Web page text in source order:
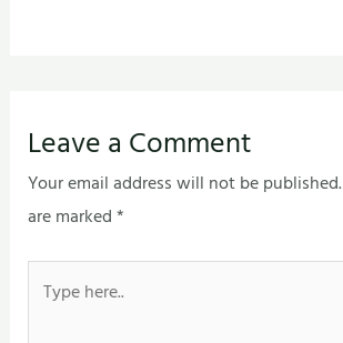
Leave a Comment
Your email address will not be published.
are marked*
here..